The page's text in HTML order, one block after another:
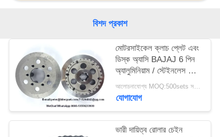
PRIVACY
POLICY
বিশদ প্রকাশ
মোটরসাইকেল ক্লাচ প্লেট এবং
ডিস্ক অ্যাসি BAJAJ 6 পিন
অ্যালুমিনিয়াম / স্টেইনলেস স্টিল
আলোচনাযোগ্য MOQ:500sets সরানোর জন্য ফিরে
যোগাযোগ
ভারী দায়িত্ব রোলার চেইন